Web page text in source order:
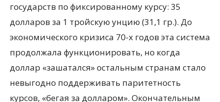
государств по фиксированному курсу: 35
долларов за 1 тройскую унцию (31,1 гр.). До
экономического кризиса 70-х годов эта система
продолжала функционировать, но когда
доллар «зашатался» остальным странам стало
невыгодно поддерживать паритетность
курсов, «бегая за долларом». Окончательным